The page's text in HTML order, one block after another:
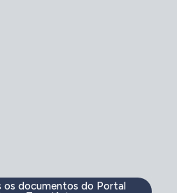
os documentos do Portal